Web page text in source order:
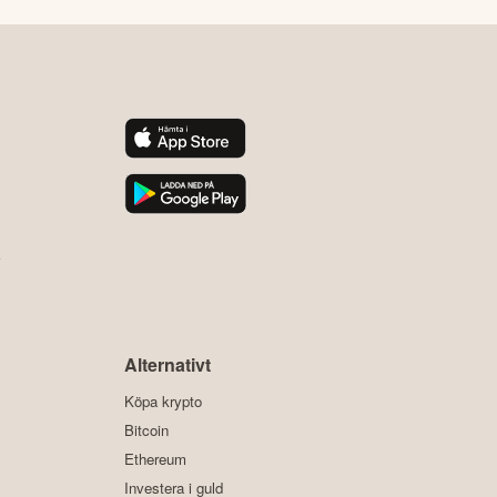
Alternativt
Köpa krypto
Bitcoin
Ethereum
Investera i guld